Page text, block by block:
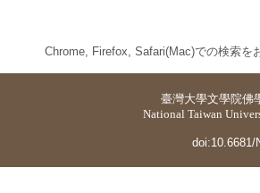
Chrome, Firefox, Safari(Mac)での検索を
臺灣大學文學院佛
National Taiwan
doi:10.6681/